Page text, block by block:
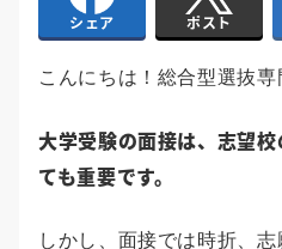
シェア ポスト
こんにちは！総合型選抜専
大学受験の面接は、志望
ても重要です。
しかし、面接では時折、